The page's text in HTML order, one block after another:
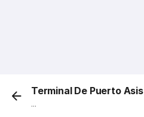
Terminal De Puerto Asis
...